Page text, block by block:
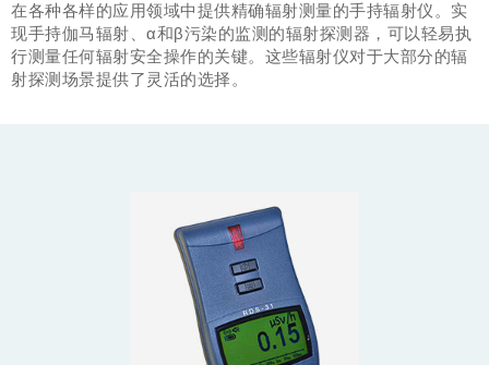
在各种各样的应用领域中提供精确辐射测量的手持辐射仪。实
现手持伽马辐射、α和β污染的监测的辐射探测器，可以轻易执
行测量任何辐射安全操作的关键。这些辐射仪对于大部分的辐
射探测场景提供了灵活的选择。